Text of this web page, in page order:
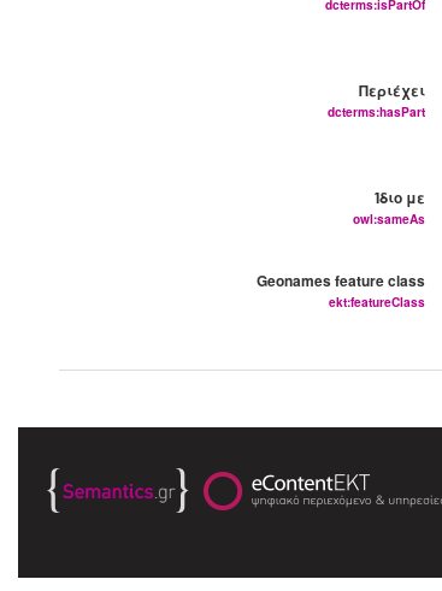
dcterms:isPartOf
Περιέχει
dcterms:hasPart
Ίδιο με
owl:sameAs
Geonames feature class
ekt:featureClass